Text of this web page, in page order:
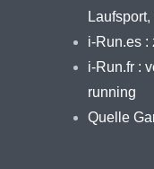
i-Run.es :
i-Run.fr :
running
Quelle